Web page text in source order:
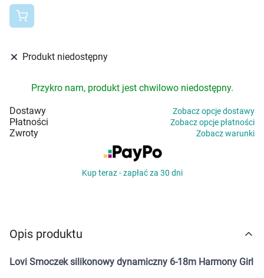
Kosmetyki
Sprzęt medyczny
Produkt niedostępny
Przykro nam, produkt jest chwilowo niedostępny.
Dostawy Zobacz opcje dostawy
Płatności Zobacz opcje płatności
Zwroty Zobacz warunki
Kup teraz - zapłać za 30 dni
Opis produktu
Lovi Smoczek silikonowy dynamiczny 6-18m Harmony Girl